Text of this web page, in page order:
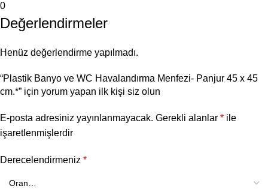
0
Değerlendirmeler
Henüz değerlendirme yapılmadı.
“Plastik Banyo ve WC Havalandırma Menfezi- Panjur 45 x 45
cm.*” için yorum yapan ilk kişi siz olun
E-posta adresiniz yayınlanmayacak. Gerekli alanlar * ile
işaretlenmişlerdir
Derecelendirmeniz *